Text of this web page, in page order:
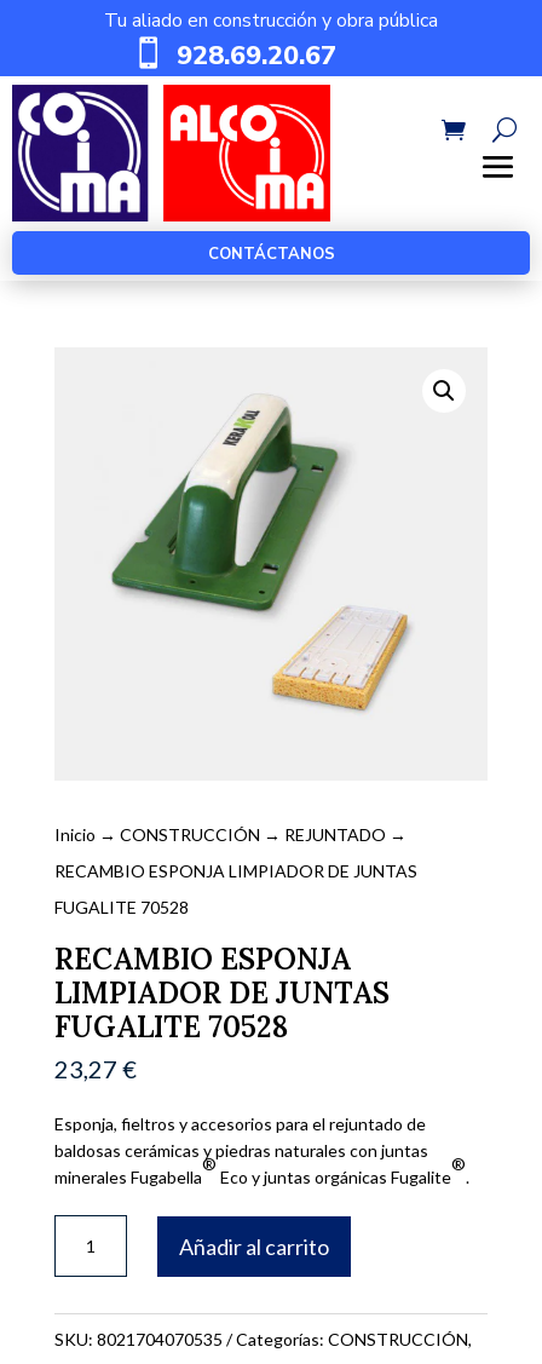
Tu aliado en construcción y obra pública
 928.69.20.67
CONTÁCTANOS
Inicio → CONSTRUCCIÓN → REJUNTADO →
RECAMBIO ESPONJA LIMPIADOR DE JUNTAS
FUGALITE 70528
RECAMBIO ESPONJA
LIMPIADOR DE JUNTAS
FUGALITE 70528
23,27 €
Esponja, fieltros y accesorios para el rejuntado de
baldosas cerámicas y piedras naturales con juntas
minerales Fugabella
®
Eco y juntas orgánicas Fugalite
®
.
DE
Añadir al carrito
SKU: 8021704070535 Categorías: CONSTRUCCIÓN,